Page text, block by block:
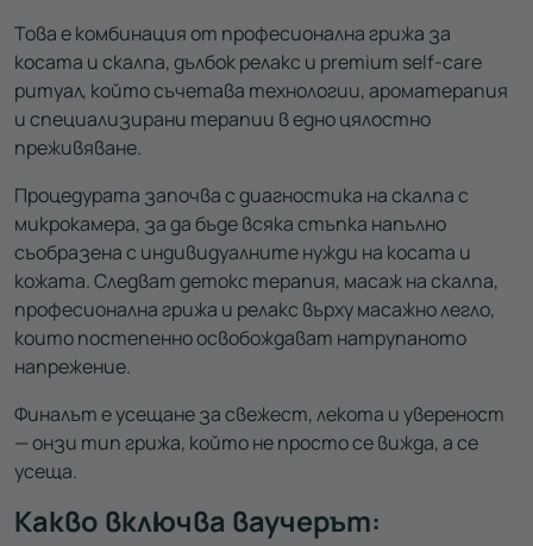
Това е комбинация от професионална грижа за
косата и скалпа, дълбок релакс и premium self-care
ритуал, който съчетава технологии, ароматерапия
и специализирани терапии в едно цялостно
преживяване.
Процедурата започва с диагностика на скалпа с
микрокамера, за да бъде всяка стъпка напълно
съобразена с индивидуалните нужди на косата и
кожата. Следват детокс терапия, масаж на скалпа,
професионална грижа и релакс върху масажно легло,
които постепенно освобождават натрупаното
напрежение.
Финалът е усещане за свежест, лекота и увереност
— онзи тип грижа, който не просто се вижда, а се
усеща.
Какво включва ваучерът: